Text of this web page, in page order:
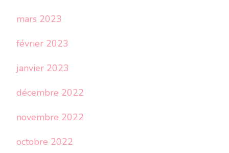
mars 2023
février 2023
janvier 2023
décembre 2022
novembre 2022
octobre 2022